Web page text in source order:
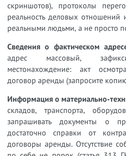
скриншотов), протоколы
реальность деловых
реальными людьми, а не просто
Сведения о фактическом
адрес массовый,
местонахождение: акт
договор аренды (запросите
Информация о материально-
складов, транспорта,
запрашивать документы о
достаточно справки от
договоры аренды. Отсутствие